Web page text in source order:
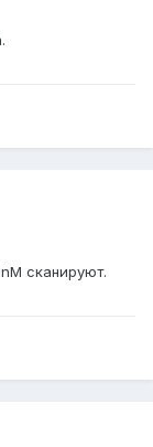
сканируют.